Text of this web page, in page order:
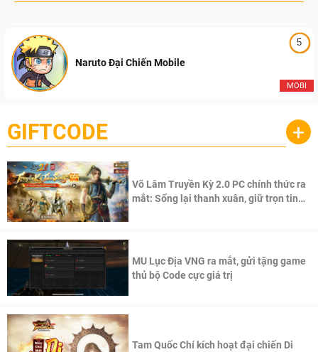
5
MOBI
Naruto Đại Chiến Mobile
GIFTCODE +
Võ Lâm Truyền Kỳ 2.0 PC chính thức ra
mắt: Sống lại thanh xuân, giữ trọn tinh
MU Lục Địa VNG ra mắt, gửi tặng game
thủ bộ Code cực giá trị
Tam Quốc Chí kích hoạt đại chiến Di